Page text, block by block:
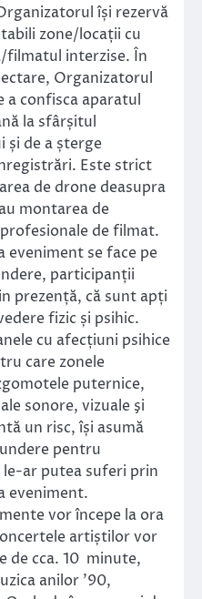
își rezervă
zone/locații cu
interzise. În
Organizatorul
a confisca aparatul
la sfârșitul
și de a șterge
Este strict
de drone deasupra
montarea de
de filmat.
eveniment se face pe
participanții
prezență, că sunt apți
fizic și psihic.
cu afecțiuni psihice
care zonele
puternice,
sonore, vizuale şi
un risc, își asumă
pentru
le-ar putea suferi prin
eveniment.
vor începe la ora
artiștilor vor
de cca. 10 minute,
anilor ’90,